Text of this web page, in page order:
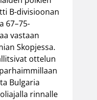
B-divisioonan
67–75-
vastaan
Skopjessa.
ottelun
Bulgaria
rinnalle